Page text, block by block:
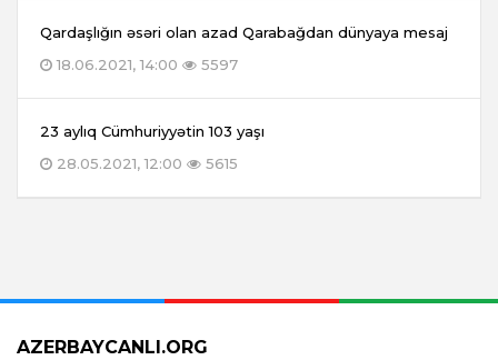
Qardaşlığın əsəri olan azad Qarabağdan dünyaya mesaj
18.06.2021, 14:00
5597
23 aylıq Cümhuriyyətin 103 yaşı
28.05.2021, 12:00
5615
AZERBAYCANLI.ORG